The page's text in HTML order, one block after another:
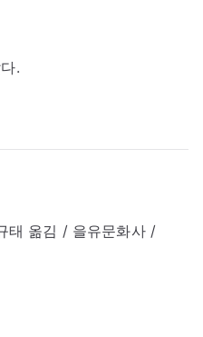
.
태 옮김 / 을유문화사 /